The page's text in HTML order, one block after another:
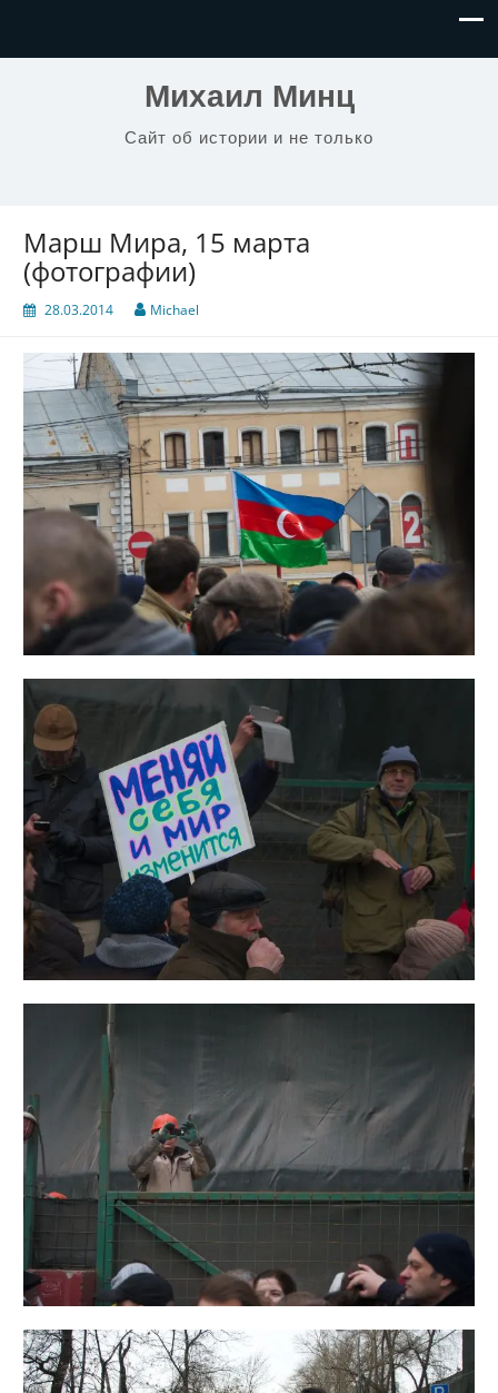
Михаил Минц
Сайт об истории и не только
Марш Мира, 15 марта
(фотографии)
28.03.2014 Michael